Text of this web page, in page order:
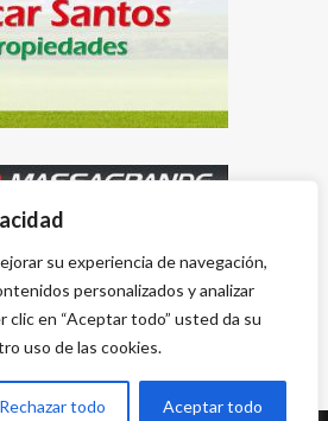
su experiencia de navegación,
personalizados y analizar
en “Aceptar todo” usted da su
uso de las cookies.
Rechazar todo Aceptar todo